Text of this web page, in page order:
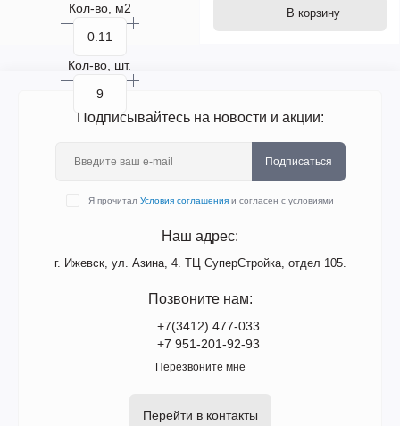
Кол-во, м2
Кол-во, шт.
В корзину
Подписывайтесь на новости и акции:
Подписаться
Я прочитал Условия соглашения и согласен с условиями
Наш адрес:
г. Ижевск, ул. Азина, 4. ТЦ СуперСтройка, отдел 105.
Позвоните нам:
+7(3412) 477-033
+7 951-201-92-93
Перезвоните мне
Перейти в контакты